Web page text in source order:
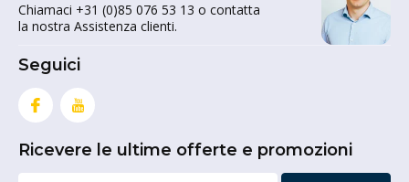
Chiamaci +31 (0)85 076 53 13 o contatta
la nostra Assistenza clienti.
Seguici
Ricevere le ultime offerte e promozioni